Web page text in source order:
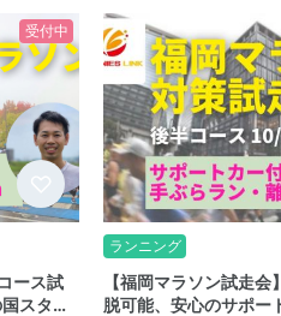
受付中
ース試
国スタ…
ランニング
【福岡マラソン試走
脱可能、安心のサポー